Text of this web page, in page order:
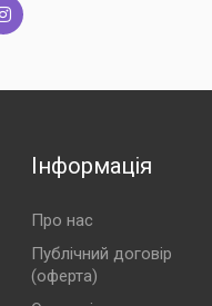
Інформація
Про нас
Публічний договір
(оферта)